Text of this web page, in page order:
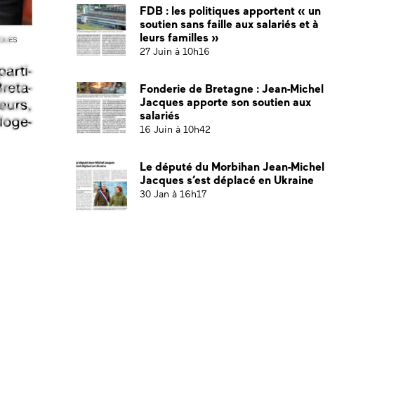
FDB : les politiques apportent « un
soutien sans faille aux salariés et à
leurs familles »
27 Juin à 10h16
Fonderie de Bretagne : Jean-Michel
Jacques apporte son soutien aux
salariés
16 Juin à 10h42
Le député du Morbihan Jean-Michel
Jacques s’est déplacé en Ukraine
30 Jan à 16h17